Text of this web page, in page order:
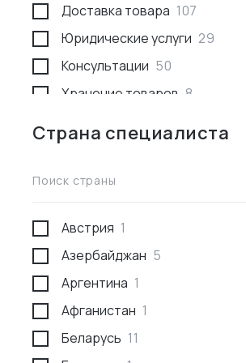
Доставка товара 107
Юридические услуги 29
Консультации 50
Хранение товаров 8
Проведение переговоров
Сотрудники за границей 9
Разработка и производство
Проверка поставщика
Участие в выставках
Анализ рынка
Консалтинг по
собственности
Страна специалиста
Поиск страны
Австрия 1
Азербайджан 5
Аргентина 1
Афганистан 1
Беларусь 11